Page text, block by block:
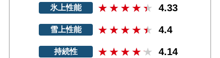
氷上性能 4.33
雪上性能 4.4
持続性 4.14